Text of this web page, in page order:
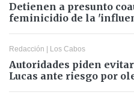
Detienen a presunto
feminicidio de la
Redacción Los Cabos
Autoridades piden evitar
Lucas ante riesgo por